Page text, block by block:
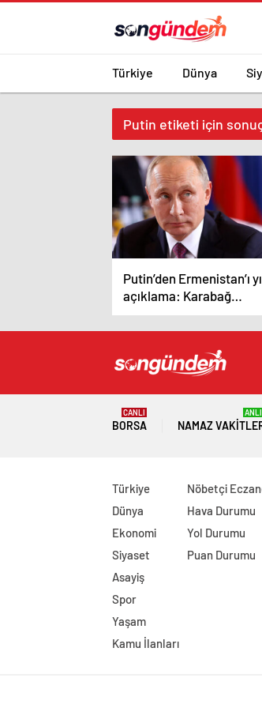
Türkiye Dünya
Putin etiketi için
Putin’den Ermenistan’ı
açıklama: Karabağ
Azerbaycan’ın ayrılmaz
parçasıdır!
BORSA
CANLI
NAMAZ
Türkiye
Dünya
Ekonomi
Siyaset
Asayiş
Spor
Yaşam
Kamu İlanları
Nöbetçi
Hava Durumu
Yol Durumu
Puan Durumu